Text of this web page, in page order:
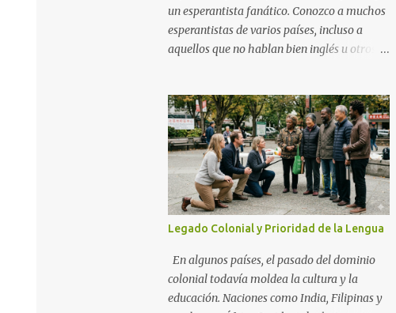
un esperantista fanático. Conozco a muchos
esperantistas de varios países, incluso a
aquellos que no hablan bien inglés u otros
esperanto. El esperanto tiene éxito en este
aspecto. Creo que el esperanto no es
perfecto, ningún idioma en este mundo es
perfecto. El esperanto no es perfecto o ha
fracasado porque las personas que se
oponen a él promueven comentarios
negativos sobre él. Si no quieren aprenderlo,
pueden dejarlo y no necesitan comentar.
Expresan comentarios negativos en
artículos o videos para atraer seguidores sin
educación que sacarían conclusiones
Legado Colonial y Prioridad de la Lengua
En algunos países, el pasado del dominio
colonial todavía moldea la cultura y la
educación. Naciones como India, Filipinas y